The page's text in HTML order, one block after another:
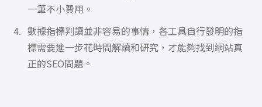
一筆不小費用。
數據指標判讀並非容易的事情，各工具自行發明的指
標需要進一步花時間解讀和研究，才能夠找到網站真
正的SEO問題。